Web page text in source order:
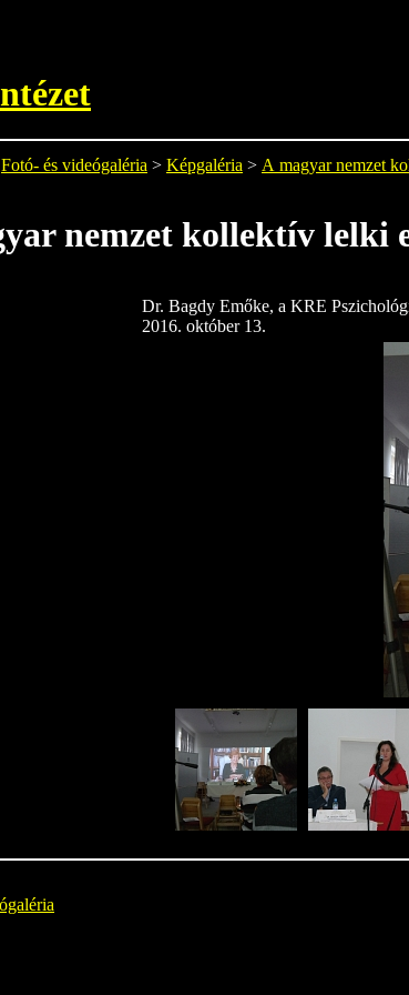
Fotó- és videógaléria > Képgaléria > A magyar nemzet
nemzet kollektív lelki
Dr. Bagdy Emőke, a KRE
2016. október 13.